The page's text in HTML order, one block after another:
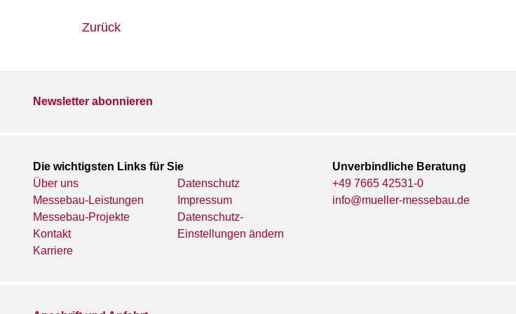
Zurück
Newsletter abonnieren
Die wichtigsten Links für Sie
Über uns
Messebau-Leistungen
Messebau-Projekte
Kontakt
Karriere
Datenschutz
Impressum
Datenschutz-
Einstellungen ändern
Unverbindliche Beratung
+49 7665 42531-0
info@mueller-messebau.de